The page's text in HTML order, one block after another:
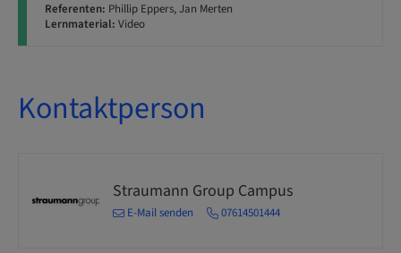
Referenten: Phillip Eppers, Jan Merten
Lernmaterial: Video
Kontaktperson
Straumann Group Campus
E-Mail senden 07614501444